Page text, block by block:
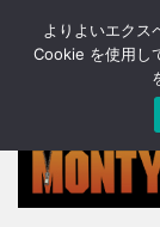
よりよいエクス
Cookie を使用し